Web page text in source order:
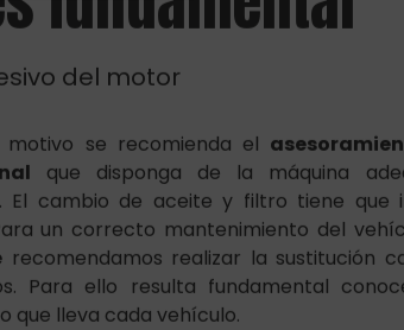
del motor
se recomienda el
El cambio de aceite y filtro tiene que
un correcto mantenimiento del
recomendamos realizar la sustitución
Para ello resulta fundamental
que lleva cada vehículo.
somos un taller multimarca y, gracias